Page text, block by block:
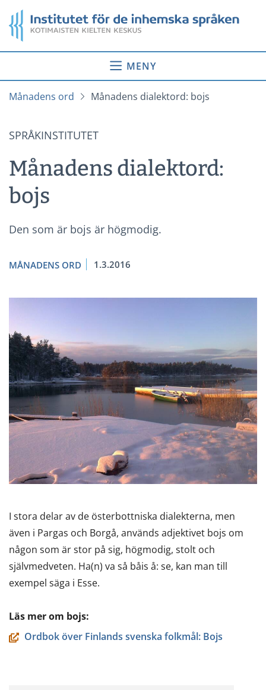
till
innehåll
Startsida
MENY
Månadens ord Månadens dialektord: bojs
SPRÅKINSTITUTET
Månadens dialektord:
bojs
Den som är bojs är högmodig.
MÅNADENS ORD 1.3.2016
I stora delar av de österbottniska dialekterna, men
även i Pargas och Borgå, används adjektivet bojs om
någon som är stor på sig, högmodig, stolt och
självmedveten. Ha(n) va så båis å: se, kan man till
exempel säga i Esse.
Läs mer om bojs:
Ordbok över Finlands svenska folkmål: Bojs